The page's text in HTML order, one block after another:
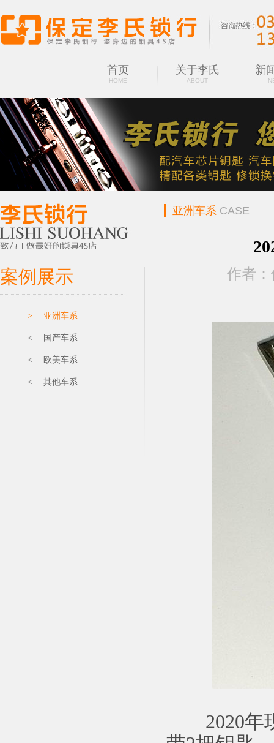
首页
HOME
关于李氏
ABOUT
新
案例展示
> 亚洲车系
< 国产车系
< 欧美车系
< 其他车系
亚洲车系 CASE
作者：
2020年现